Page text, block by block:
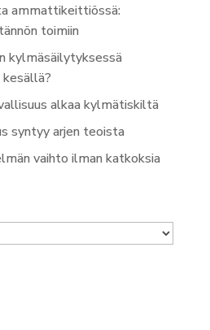
ammattikeittiössä:
toimiin
kylmäsäilytyksessä
alkaa kylmätiskiltä
syntyy arjen teoista
vaihto ilman katkoksia